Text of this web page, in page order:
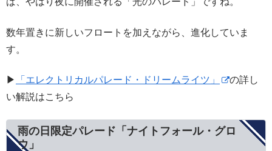
数年置きに新しいフロートを加えながら、進化していま
す。
▶ 「エレクトリカルパレード・ドリームライツ」
の詳し
い解説はこちら
雨の日限定パレード「ナイトフォール・グロ
ウ」